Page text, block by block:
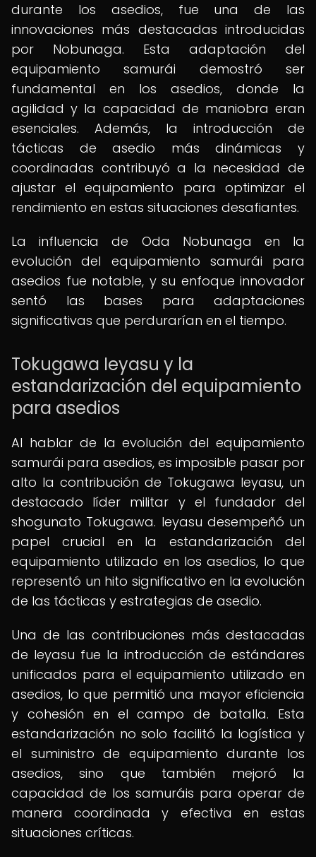
durante los asedios, fue una de las
innovaciones más destacadas introducidas
por Nobunaga. Esta adaptación del
equipamiento samurái demostró ser
fundamental en los asedios, donde la
agilidad y la capacidad de maniobra eran
esenciales. Además, la introducción de
tácticas de asedio más dinámicas y
coordinadas contribuyó a la necesidad de
ajustar el equipamiento para optimizar el
rendimiento en estas situaciones desafiantes.
La influencia de Oda Nobunaga en la
evolución del equipamiento samurái para
asedios fue notable, y su enfoque innovador
sentó las bases para adaptaciones
significativas que perdurarían en el tiempo.
Tokugawa Ieyasu y la
estandarización del equipamiento
para asedios
Al hablar de la evolución del equipamiento
samurái para asedios, es imposible pasar por
alto la contribución de Tokugawa Ieyasu, un
destacado líder militar y el fundador del
shogunato Tokugawa. Ieyasu desempeñó un
papel crucial en la estandarización del
equipamiento utilizado en los asedios, lo que
representó un hito significativo en la evolución
de las tácticas y estrategias de asedio.
Una de las contribuciones más destacadas
de Ieyasu fue la introducción de estándares
unificados para el equipamiento utilizado en
asedios, lo que permitió una mayor eficiencia
y cohesión en el campo de batalla. Esta
estandarización no solo facilitó la logística y
el suministro de equipamiento durante los
asedios, sino que también mejoró la
capacidad de los samuráis para operar de
manera coordinada y efectiva en estas
situaciones críticas.